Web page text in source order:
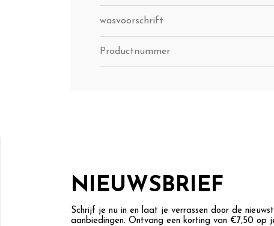
wasvoorschrift
Productnummer
NIEUWSBRIEF
Schrijf je nu in en laat je verrassen door de
aanbiedingen. Ontvang een korting van €7,50 op